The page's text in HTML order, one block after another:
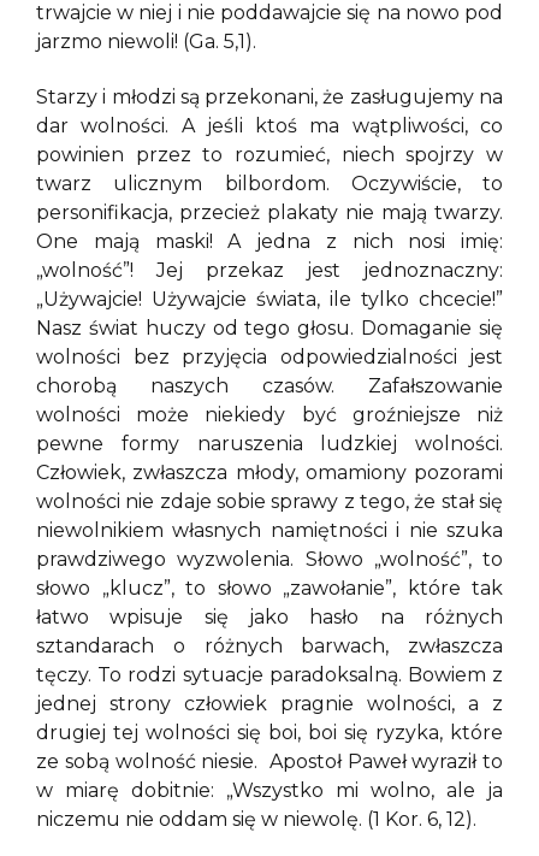
trwajcie w niej i nie poddawajcie się na nowo pod
jarzmo niewoli! (Ga. 5,1).
Starzy i młodzi są przekonani, że zasługujemy na
dar wolności. A jeśli ktoś ma wątpliwości, co
powinien przez to rozumieć, niech spojrzy w
twarz ulicznym bilbordom. Oczywiście, to
personifikacja, przecież plakaty nie mają twarzy.
One mają maski! A jedna z nich nosi imię:
„wolność”! Jej przekaz jest jednoznaczny:
„Używajcie! Używajcie świata, ile tylko chcecie!”
Nasz świat huczy od tego głosu. Domaganie się
wolności bez przyjęcia odpowiedzialności jest
chorobą naszych czasów. Zafałszowanie
wolności może niekiedy być groźniejsze niż
pewne formy naruszenia ludzkiej wolności.
Człowiek, zwłaszcza młody, omamiony pozorami
wolności nie zdaje sobie sprawy z tego, że stał się
niewolnikiem własnych namiętności i nie szuka
prawdziwego wyzwolenia. Słowo „wolność”, to
słowo „klucz”, to słowo „zawołanie”, które tak
łatwo wpisuje się jako hasło na różnych
sztandarach o różnych barwach, zwłaszcza
tęczy. To rodzi sytuacje paradoksalną. Bowiem z
jednej strony człowiek pragnie wolności, a z
drugiej tej wolności się boi, boi się ryzyka, które
ze sobą wolność niesie. Apostoł Paweł wyraził to
w miarę dobitnie: „Wszystko mi wolno, ale ja
niczemu nie oddam się w niewolę. (1 Kor. 6, 12).